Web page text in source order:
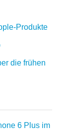
Produkte
die frühen
6 Plus im